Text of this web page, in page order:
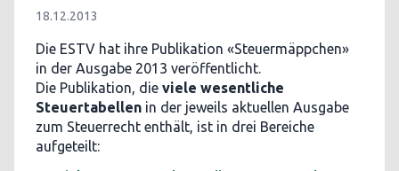
18.12.2013
Die ESTV hat ihre Publikation «Steuermäppchen»
in der Ausgabe 2013 veröffentlicht.
Die Publikation, die viele wesentliche
Steuertabellen in der jeweils aktuellen Ausgabe
zum Steuerrecht enthält, ist in drei Bereiche
aufgeteilt: